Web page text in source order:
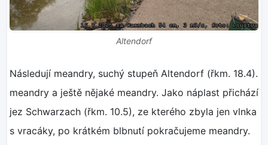
Altendorf
Následují meandry, suchý stupeň Altendorf (řkm. 18.4).
meandry a ještě nějaké meandry. Jako náplast přichází
jez Schwarzach (řkm. 10.5), ze kterého zbyla jen vlnka
s vracáky, po krátkém blbnutí pokračujeme meandry.